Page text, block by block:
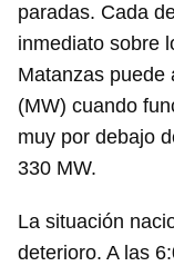
paradas. Cada
inmediato sobre
Matanzas puede
(MW) cuando
muy por debajo
330 MW.
La situación
deterioro. A las